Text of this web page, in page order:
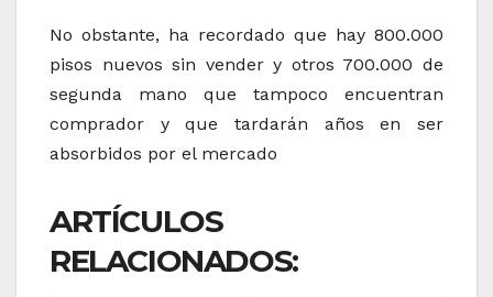
No obstante, ha recordado que hay 800.000
pisos nuevos sin vender y otros 700.000 de
segunda mano que tampoco encuentran
comprador y que tardarán años en ser
absorbidos por el mercado
ARTÍCULOS
RELACIONADOS: